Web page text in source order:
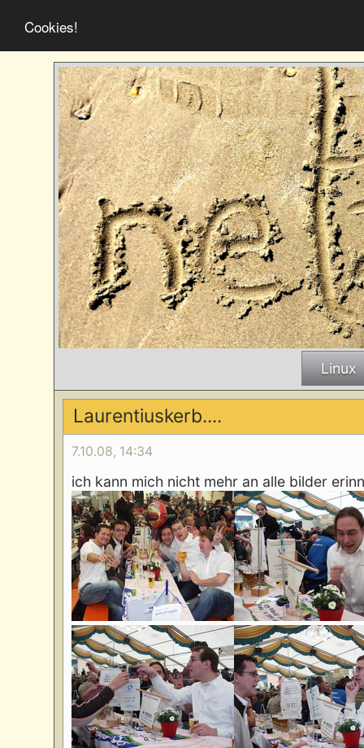
Cookies!
Linux
Laurentiuskerb....
7.10.08, 14:34
ich kann mich nicht mehr an alle bilder